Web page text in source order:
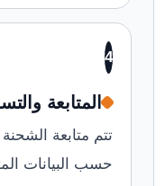
4
المتابعة
تتم متابعة
حسب البيانات